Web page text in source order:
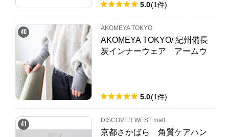
5.0(1件)
40 AKOMEYA TOKYO
AKOMEYA TOKYO/ 紀州備長
炭インナーウェア アームウ
5.0(1件)
41 DISCOVER WEST mall
京都さかばら 角質ケアハン